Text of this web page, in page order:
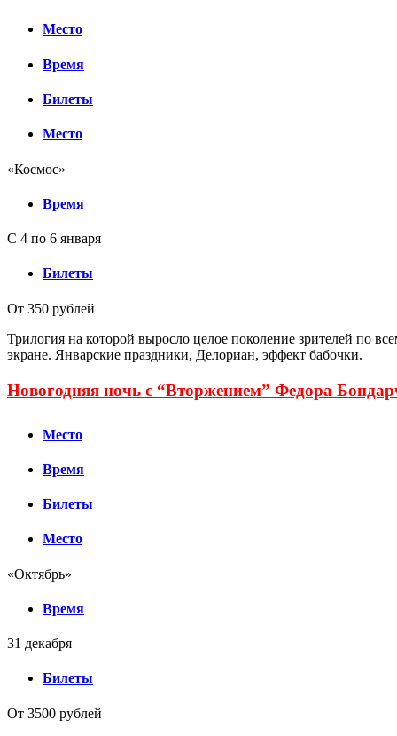
Место
Время
Билеты
Место
«Космос»
Время
С 4 по 6 января
Билеты
От 350 рублей
Трилогия на которой выросло целое поколение зрителей по
экране. Январские праздники, Делориан, эффект бабочки.
Новогодняя ночь с “Вторжением” Федора
Место
Время
Билеты
Место
«Октябрь»
Время
31 декабря
Билеты
От 3500 рублей